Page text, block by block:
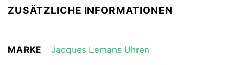
ZUSÄTZLICHE INFORMATIONEN
MARKE Jacques Lemans Uhren